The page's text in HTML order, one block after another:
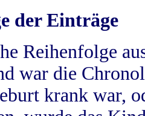
der Einträge
Reihenfolge
war die
krank war,